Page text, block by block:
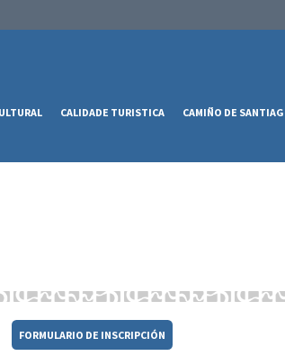
CALIDADE TURISTICA CAMIÑO DE
FORMULARIO DE INSCRIPCIÓN